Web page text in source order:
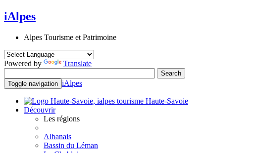
iAlpes
Alpes Tourisme et Patrimoine
Powered by Translate
Toggle navigation iAlpes
Haute-Savoie
Découvrir
Les régions
Albanais
Bassin du Léman